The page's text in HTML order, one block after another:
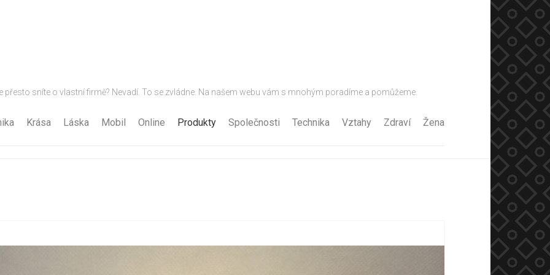
přesto sníte o vlastní firmě? Nevadí. To se zvládne. Na našem webu vám s mnohým poradíme a pomůžeme.
Krása Láska Mobil Online Produkty Společnosti Technika Vztahy Zdraví Žena